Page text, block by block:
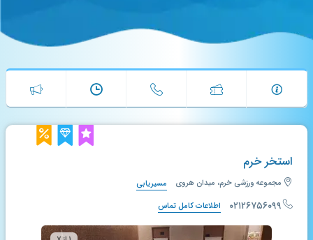
استخر خرم
مجموعه ورزشی خرم، میدان هروی مسیریابی
۰۲۱۲۶۷۵۶۰۹۹ اطلاعات کامل تماس